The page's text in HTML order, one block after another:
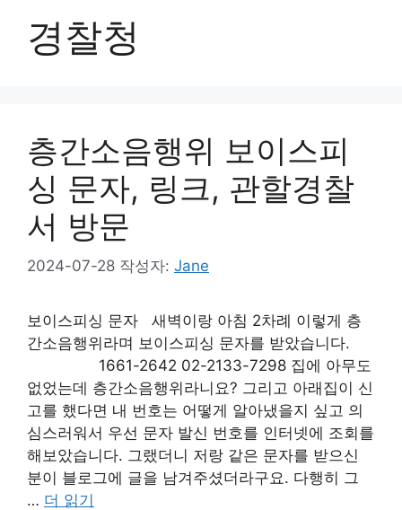
경찰청
층간소음행위 보이스피
싱 문자, 링크, 관할경찰
서 방문
2024-07-28 작성자: Jane
보이스피싱 문자 새벽이랑 아침 2차례 이렇게 층
간소음행위라며 보이스피싱 문자를 받았습니다.
1661-2642 02-2133-7298 집에 아무도
없었는데 층간소음행위라니요? 그리고 아래집이 신
고를 했다면 내 번호는 어떻게 알아냈을지 싶고 의
심스러워서 우선 문자 발신 번호를 인터넷에 조회를
해보았습니다. 그랬더니 저랑 같은 문자를 받으신
분이 블로그에 글을 남겨주셨더라구요. 다행히 그
… 더 읽기